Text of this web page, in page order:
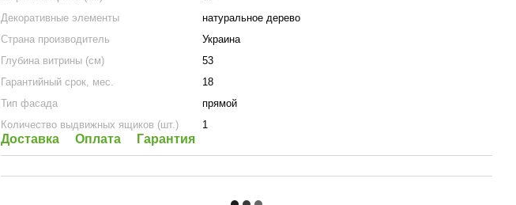
Декоративные элементы
натуральное дерево
Страна производитель
Украина
Глубина витрины (см)
53
Гарантийный срок, мес.
18
Тип фасада
прямой
Количество выдвижных ящиков (шт.)
1
Доставка Оплата Гарантия